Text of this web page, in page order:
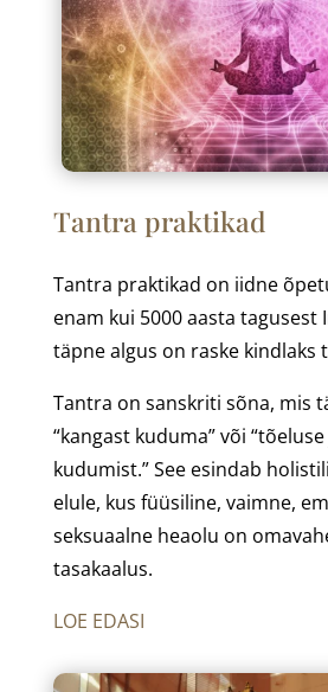
Tantra praktikad
Tantra praktikad on iidne
enam kui 5000 aasta tagusest
täpne algus on raske kindlaks
Tantra on sanskriti sõna, mis
“kangast kuduma” või
kudumist.” See esindab
elule, kus füüsiline, vaimne,
seksuaalne heaolu on
tasakaalus.
LOE EDASI